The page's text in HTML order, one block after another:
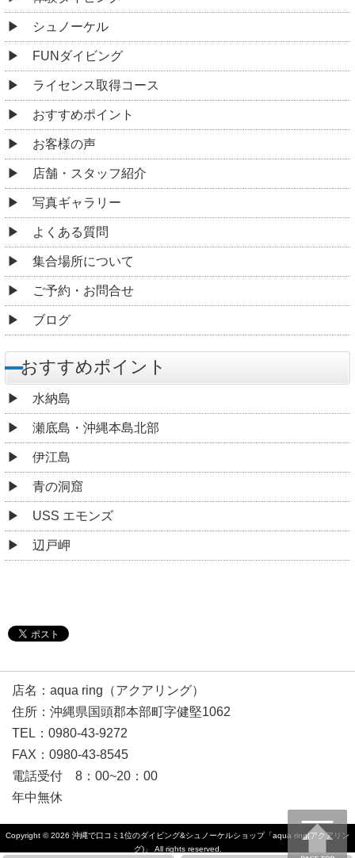
シュノーケル
FUNダイビング
ライセンス取得コース
おすすめポイント
お客様の声
店舗・スタッフ紹介
写真ギャラリー
よくある質問
集合場所について
ご予約・お問合せ
ブログ
おすすめポイント
水納島
瀬底島・沖縄本島北部
伊江島
青の洞窟
USS エモンズ
辺戸岬
店名：aqua ring（アクアリング）
住所：沖縄県国頭郡本部町字健堅1062
TEL：0980-43-9272
FAX：0980-43-8545
電話受付 8：00~20：00
年中無休
Copyright © 2026 沖縄で口コミ1位のダイビング&シュノーケルショップ「aqua ring(アクアリン
グ)」
All rights reserved.